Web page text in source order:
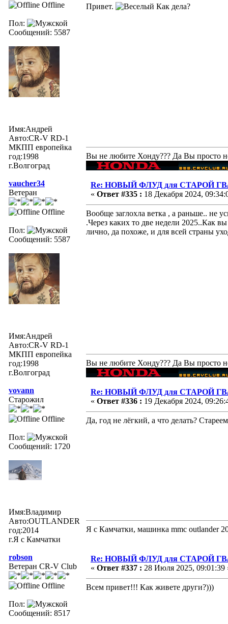
Offline
Пол:
Сообщений: 5587
Имя:Андрей
Авто:CR-V RD-1
МКПП европейка
год:1998
г.Волгоград
Привет. Как дела?
Вы не любите Хонду??? Да Вы просто
vaucher34
Ветеран
Offline
Пол:
Сообщений: 5587
Имя:Андрей
Авто:CR-V RD-1
МКПП европейка
год:1998
г.Волгоград
Re: НОВЫЙ ФЛУД для СТАРОЙ
« Ответ #335 : 18 Декабря 2024,
Вообще заглохла ветка , а раньше.. не
.Через каких то две недели 2025..Как
лично, да похоже, и для всей страны
Вы не любите Хонду??? Да Вы просто
vovann
Старожил
Offline
Пол:
Сообщений: 1720
Имя:Владимир
Авто:OUTLANDER
год:2014
г.Я с Камчатки
Re: НОВЫЙ ФЛУД для СТАРОЙ
« Ответ #336 : 19 Декабря 2024,
Да, год не лёгкий, а что делать?
Я с Камчатки, машинка mmc outlander
robson
Ветеран CR-V Club
Offline
Пол:
Сообщений: 8517
Re: НОВЫЙ ФЛУД для СТАРОЙ
« Ответ #337 : 28 Июля 2025, 09:01:39
Всем привет!!! Как живете други?)))